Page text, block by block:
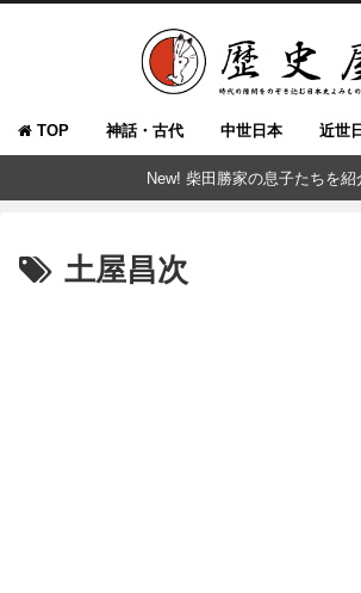
TOP 神話・古代 中世日本 近世
New! 柴田勝家の息子たちを紹
土屋昌次